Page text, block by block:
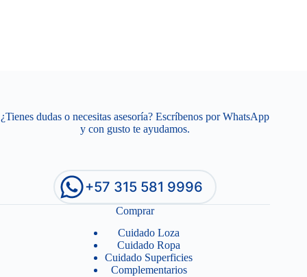
¿Tienes dudas o necesitas asesoría? Escríbenos por WhatsApp
y con gusto te ayudamos.
+57 315 581 9996
Comprar
Cuidado Loza
Cuidado Ropa
Cuidado Superficies
Complementarios